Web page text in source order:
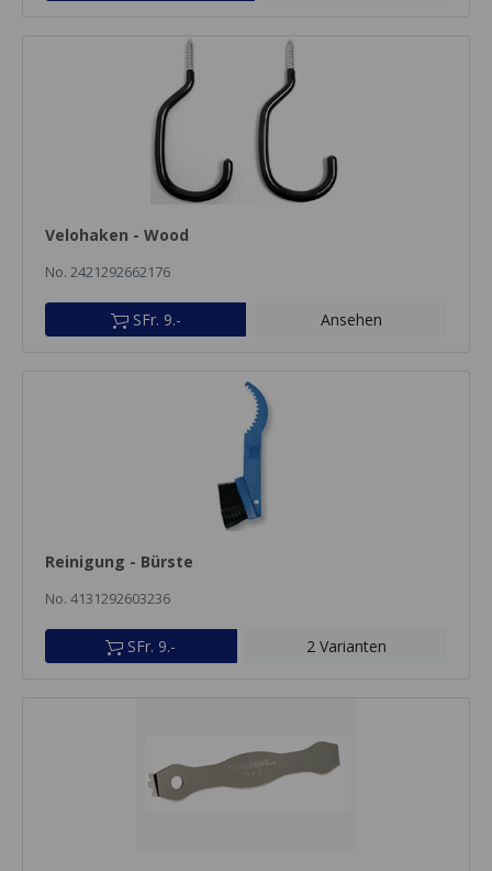
Velohaken - Wood
No. 2421292662176
SFr. 9.- Ansehen
Reinigung - Bürste
No. 4131292603236
SFr. 9.- 2 Varianten